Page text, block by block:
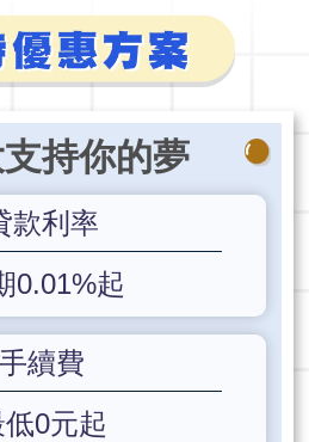
持你的夢
款利率
0.01%起
手續費
0元起